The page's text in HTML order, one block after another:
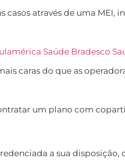
casos através de uma
Saúde Bradesco
caras do que as
um plano com
a sua